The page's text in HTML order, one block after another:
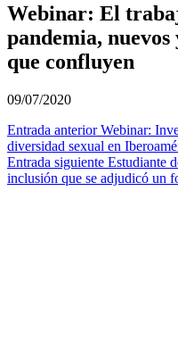
Webinar: El
pandemia,
que confluyen
09/07/2020
Navegación
de
entradas
Entrada anterior Webinar:
diversidad sexual en
Entrada siguiente Estudiante
inclusión que se adjudicó un